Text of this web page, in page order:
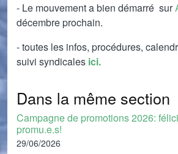
- Le mouvement a bien démarré sur
décembre prochain.
- toutes les infos, procédures,
suivi syndicales ici.
Dans la même section
Campagne de promotions 2026:
promu.e.s!
29/06/2026